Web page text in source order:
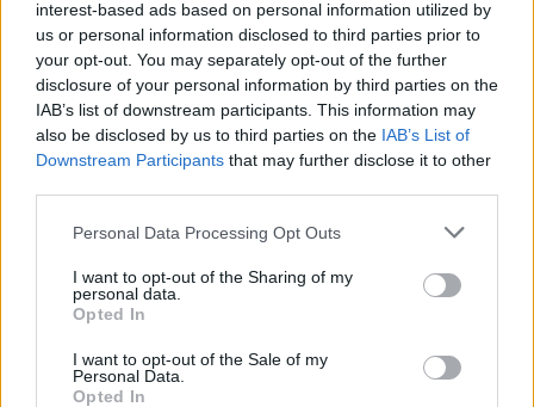
interest-based ads based on personal information utilized by
us or personal information disclosed to third parties prior to
your opt-out. You may separately opt-out of the further
disclosure of your personal information by third parties on the
IAB’s list of downstream participants. This information may
also be disclosed by us to third parties on the IAB’s List of
Downstream Participants that may further disclose it to other
Please note that this website/app uses one or more Google
not limited to your visit or usage behaviour. You may click to
grant or deny consent to Google and its third-party tags to
use your data for below specified purposes in below Google
consent section.
Personal Data Processing Opt Outs
I want to opt-out of the Sharing of my
personal data.
Opted In
I want to opt-out of the Sale of my
Personal Data.
Opted In
προσέξετε όταν κλείνετε ξενοδοχείο με την booking
ή την trivago!